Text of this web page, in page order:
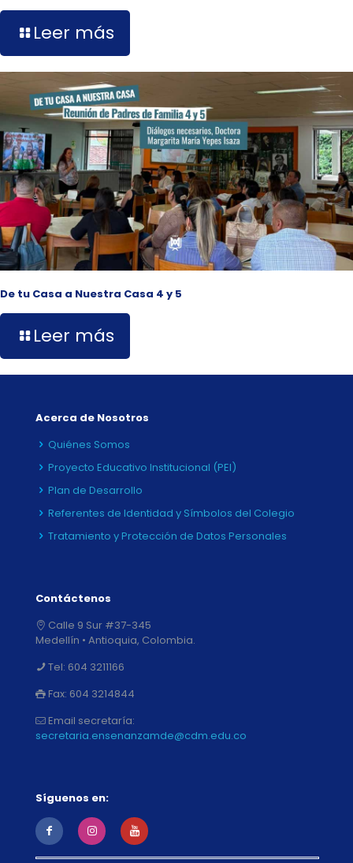
Leer más
De tu Casa a Nuestra Casa 4 y 5
Leer más
Acerca de Nosotros
Quiénes Somos
Proyecto Educativo Institucional (PEI)
Plan de Desarrollo
Referentes de Identidad y Símbolos del Colegio
Tratamiento y Protección de Datos Personales
Contáctenos
Calle 9 Sur #37-345
Medellín • Antioquia, Colombia.
Tel: 604 3211166
Fax: 604 3214844
Email secretaría:
secretaria.ensenanzamde@cdm.edu.co
Síguenos en: